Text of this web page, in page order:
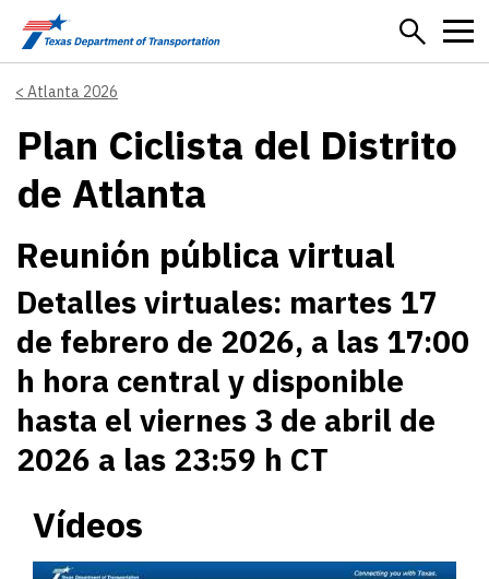
Skip to main content
Atlanta 2026
Plan Ciclista del Distrito
de Atlanta
Reunión pública virtual
Detalles virtuales: martes 17
de febrero de 2026, a las 17:00
h hora central y disponible
hasta el viernes 3 de abril de
2026 a las 23:59 h CT
Vídeos